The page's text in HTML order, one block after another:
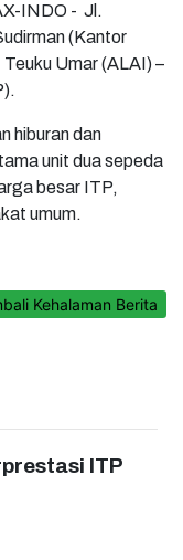
INDO - Jl.
(Kantor
Umar (ALAI) –
hiburan dan
unit dua sepeda
besar ITP,
umum.
Kehalaman Berita
ITP